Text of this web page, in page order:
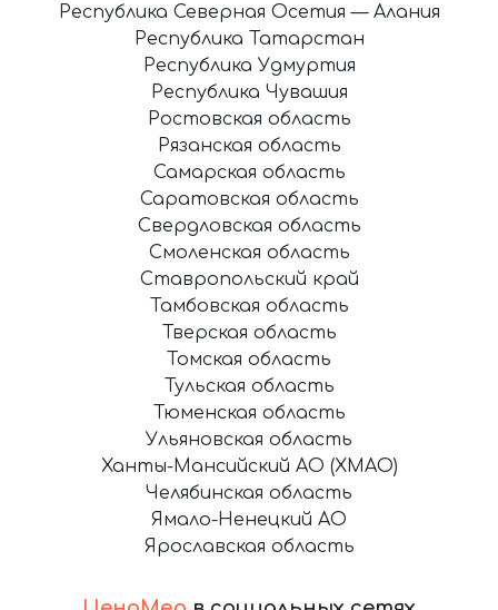
Республика Северная Осетия — Алания
Республика Татарстан
Республика Удмуртия
Республика Чувашия
Ростовская область
Рязанская область
Самарская область
Саратовская область
Свердловская область
Смоленская область
Ставропольский край
Тамбовская область
Тверская область
Томская область
Тульская область
Тюменская область
Ульяновская область
Ханты-Мансийский АО (ХМАО)
Челябинская область
Ямало-Ненецкий АО
Ярославская область